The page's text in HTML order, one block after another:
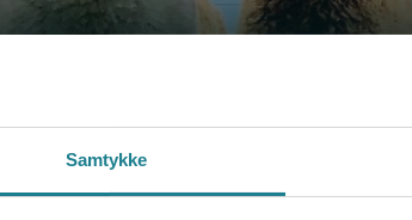
Samtykke
Killingmo Gård yrer det av liv og